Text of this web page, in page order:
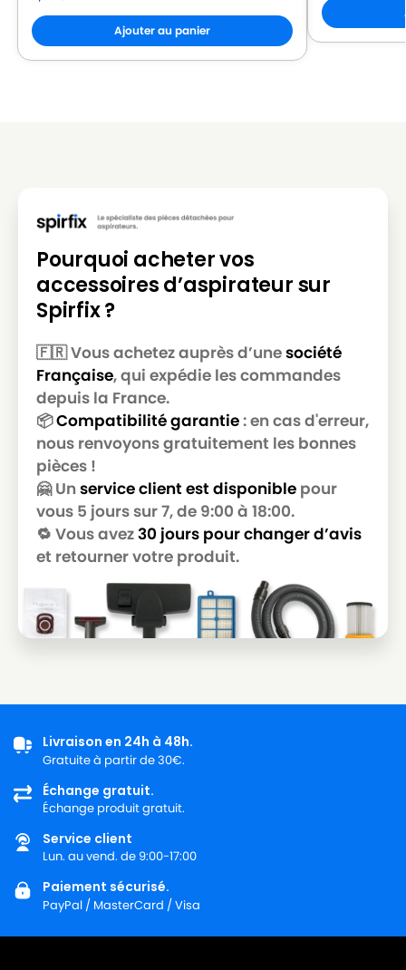
MOULINEX
MOULINEX MT 0005
MOULINEX
MOULINEX ZELIO
Ajouter au panier
Pourquoi acheter vos
accessoires d’aspirateur sur
Spirfix ?
🇫🇷 Vous achetez auprès d’unesociété
Française, qui expédie les commandes
depuis la France.
📦Compatibilité garantie: en cas d'erreur,
nous renvoyons gratuitement les bonnes
pièces !
🤗 Un service client est disponible pour
vous 5 jours sur 7, de 9:00 à 18:00.
🔁 Vous avez30 jours pour changer d’avis
et retourner votre produit.
Livraison en 24h à 48h.
Gratuite à partir de 30€.
Échange gratuit.
Échange produit gratuit.
Service client
Lun. au vend. de 9:00-17:00
Paiement sécurisé.
PayPal / MasterCard / Visa